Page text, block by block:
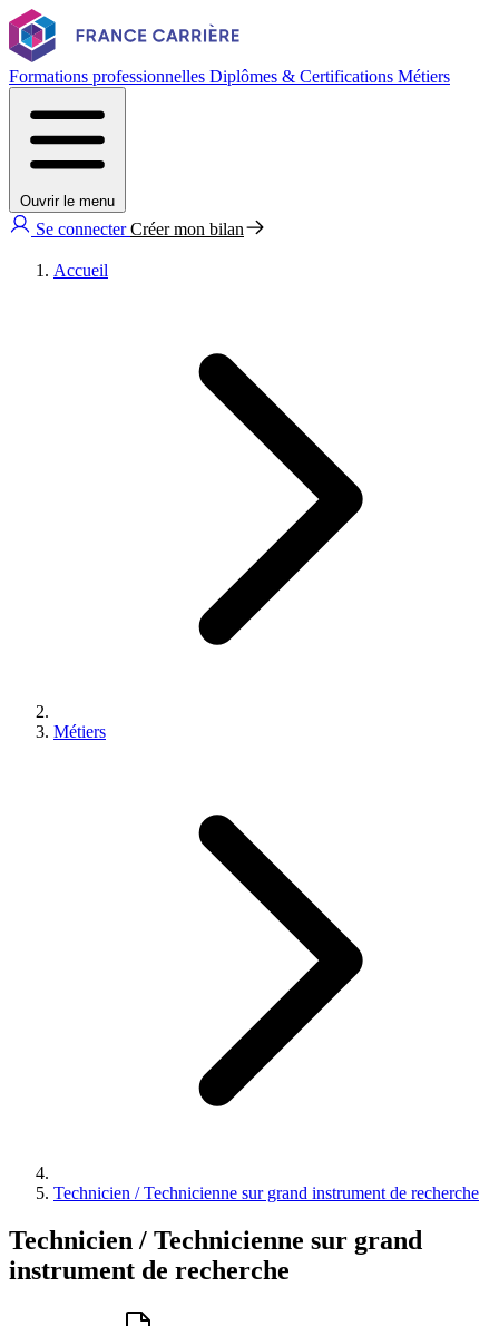
Formations professionnelles Diplômes & Certifications Métiers
Ouvrir le menu
Se connecterCréer mon bilan
Accueil
Métiers
Technicien / Technicienne sur grand instrument de recherche
Technicien / Technicienne sur grand
instrument de recherche